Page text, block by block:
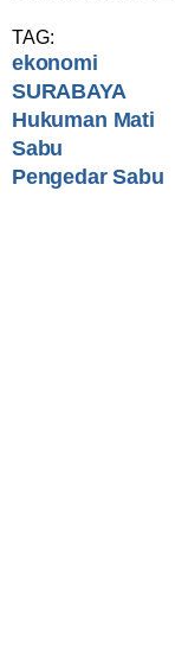
TAG:
ekonomi
SURABAYA
Hukuman Mati
Sabu
Pengedar Sabu